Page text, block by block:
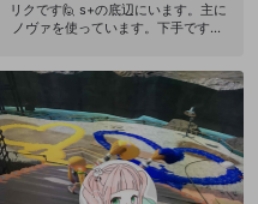
リクです🙋 s+の底辺にいます。主に
ノヴァを使っています。下手ですが